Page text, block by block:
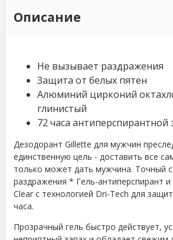
Описание
Не вызывает раздражения
Защита от белых пятен
Алюминий цирконий
глинистый
72 часа
Дезодорант Gillette для мужчин
единственную цель - доставить все
только может дать мужчина. Точный
раздражения * Гель-антиперспирант
Clear с технологией Dri-Tech для
часа.
Прозрачный гель быстро действует,